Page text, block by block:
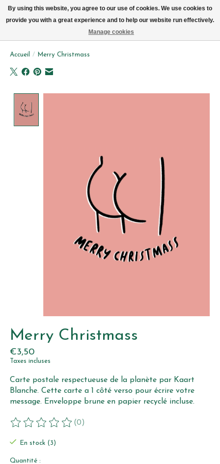
Accueil / Merry Christmass
Merry Christmass
€3,50
Taxes incluses
Carte postale respectueuse de la planète par Kaart
Blanche. Cette carte a 1 côté verso pour écrire votre
message. Enveloppe brune en papier recyclé incluse.
Ce produit est évalué à
(0)
En stock (3)
Quantité :
By using this website, you agree to our use of cookies. We use cookies to
provide you with a great experience and to help our website run effectively.
Manage cookies